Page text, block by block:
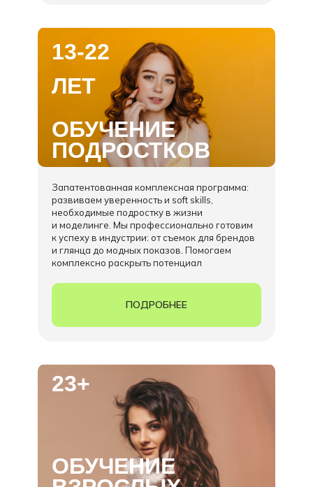
Запатентованная комплексная программа:
развиваем уверенность и soft skills,
необходимые подростку в жизни
и моделинге. Мы профессионально готовим
к успеху в индустрии: от съемок для брендов
и глянца до модных показов. Помогаем
комплексно раскрыть потенциал
ПОДРОБНЕЕ
ОБУЧЕНИЕ
ПОДРОСТКОВ
13-22
ЛЕТ
ОБУЧЕНИЕ
23+